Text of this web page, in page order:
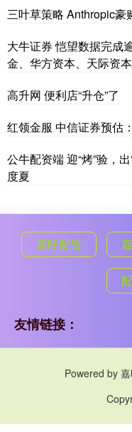
三叶草策略 Anthropic豪
大牛证券 恺望数据完成
金、华方资本、天际资
高升网 便利店“升仓”了
红领金服 中信证券预估
公牛配资端 迎“烤”验，
度夏
嘉旺配资
友情链接：
Powered by